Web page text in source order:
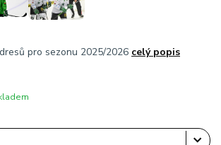
pro sezonu 2025/2026 celý popis